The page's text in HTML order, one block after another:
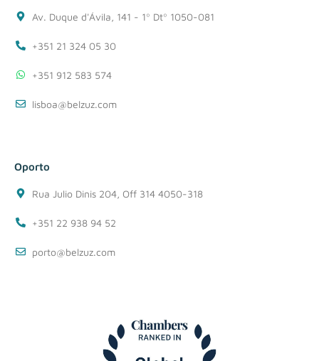
Av. Duque d'Ávila, 141 - 1º Dtº 1050-081
+351 21 324 05 30
+351 912 583 574
lisboa@belzuz.com
Oporto
Rua Julio Dinis 204, Off 314 4050-318
+351 22 938 94 52
porto@belzuz.com